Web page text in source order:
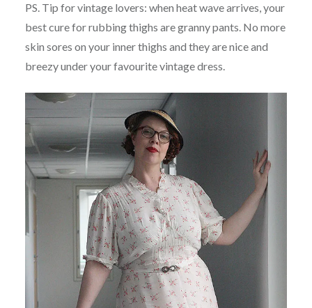
PS. Tip for vintage lovers: when heat wave arrives, your
best cure for rubbing thighs are granny pants. No more
skin sores on your inner thighs and they are nice and
breezy under your favourite vintage dress.